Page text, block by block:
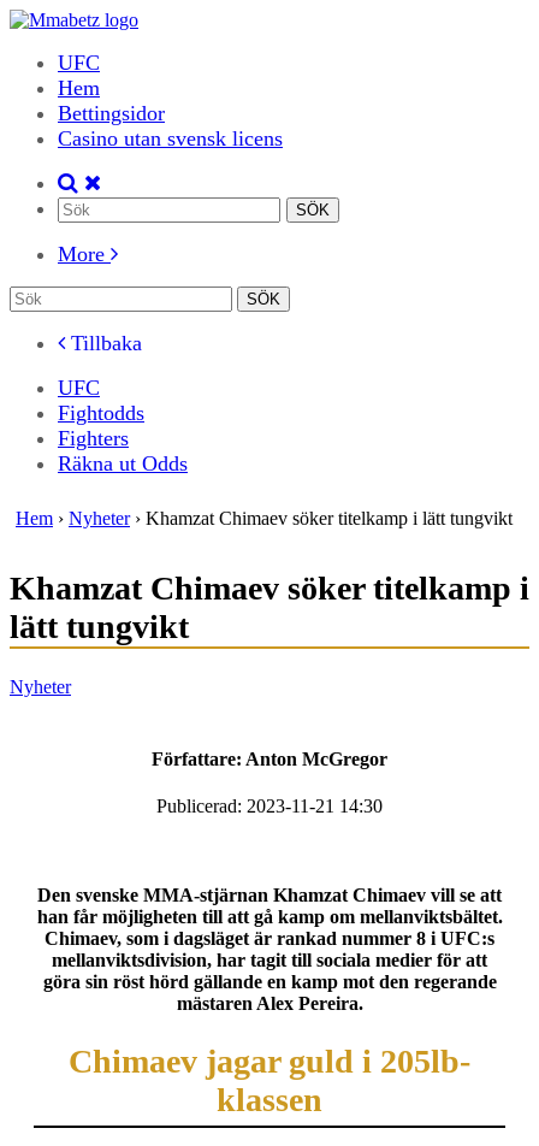
UFC
Hem
Bettingsidor
Casino utan svensk licens
More
Tillbaka
UFC
Fightodds
Fighters
Räkna ut Odds
Hem › Nyheter› Khamzat Chimaev söker titelkamp i lätt tungvikt
Khamzat Chimaev söker titelkamp i
lätt tungvikt
Nyheter
Författare: Anton McGregor
Publicerad: 2023-11-21 14:30
Den svenske MMA-stjärnan Khamzat Chimaev vill se att
han får möjligheten till att gå kamp om mellanviktsbältet.
Chimaev, som i dagsläget är rankad nummer 8 i UFC:s
mellanviktsdivision, har tagit till sociala medier för att
göra sin röst hörd gällande en kamp mot den regerande
mästaren Alex Pereira.
Chimaev jagar guld i 205lb-
klassen